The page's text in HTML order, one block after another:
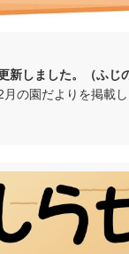
新しました。（ふじ
の園だよりを掲載し